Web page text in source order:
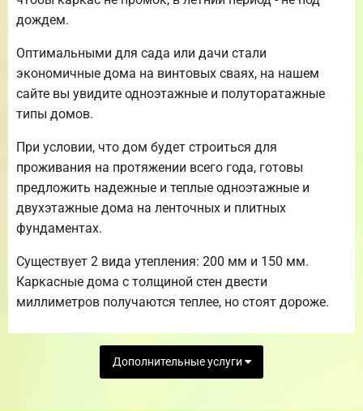
дождем.
Оптимальными для сада или дачи стали
экономичные дома на винтовых сваях, на нашем
сайте вы увидите одноэтажные и полуторатажные
типы домов.
При условии, что дом будет строиться для
проживания на протяжении всего года, готовы
предложить надежные и теплые одноэтажные и
двухэтажные дома на ленточных и плитных
фундаментах.
Существует 2 вида утепления: 200 мм и 150 мм.
Каркасные дома с толщиной стен двести
миллиметров получаются теплее, но стоят дороже.
Дополнительные услуги